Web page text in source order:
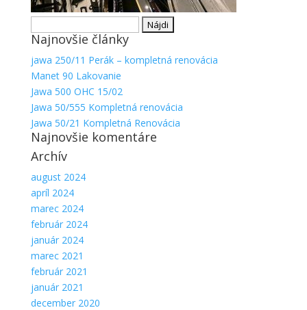
Najnovšie články
jawa 250/11 Perák – kompletná renovácia
Manet 90 Lakovanie
Jawa 500 OHC 15/02
Jawa 50/555 Kompletná renovácia
Jawa 50/21 Kompletná Renovácia
Najnovšie komentáre
Archív
august 2024
apríl 2024
marec 2024
február 2024
január 2024
marec 2021
február 2021
január 2021
december 2020
cookie nie
sú voliteľné.
Sú potrebné
pre
fungovanie
webovej
Štatistiky
Aby sme
mohli
funkčnosť
štruktúru
webovej
stránky na
základe
spôsobu
používania
webovej
stránky.